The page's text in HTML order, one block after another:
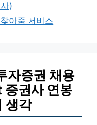
)
아줌 서비스
자증권 채용
증권사 연봉
생각